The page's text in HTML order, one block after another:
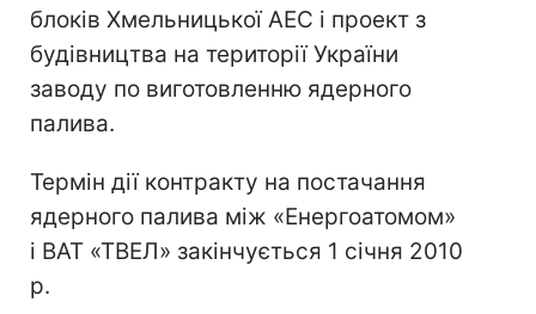
блоків Хмельницької АЕС і проект з
будівництва на території України
заводу по виготовленню ядерного
палива.
Термін дії контракту на постачання
ядерного палива між «Енергоатомом»
і ВАТ «ТВЕЛ» закінчується 1 січня 2010
р.